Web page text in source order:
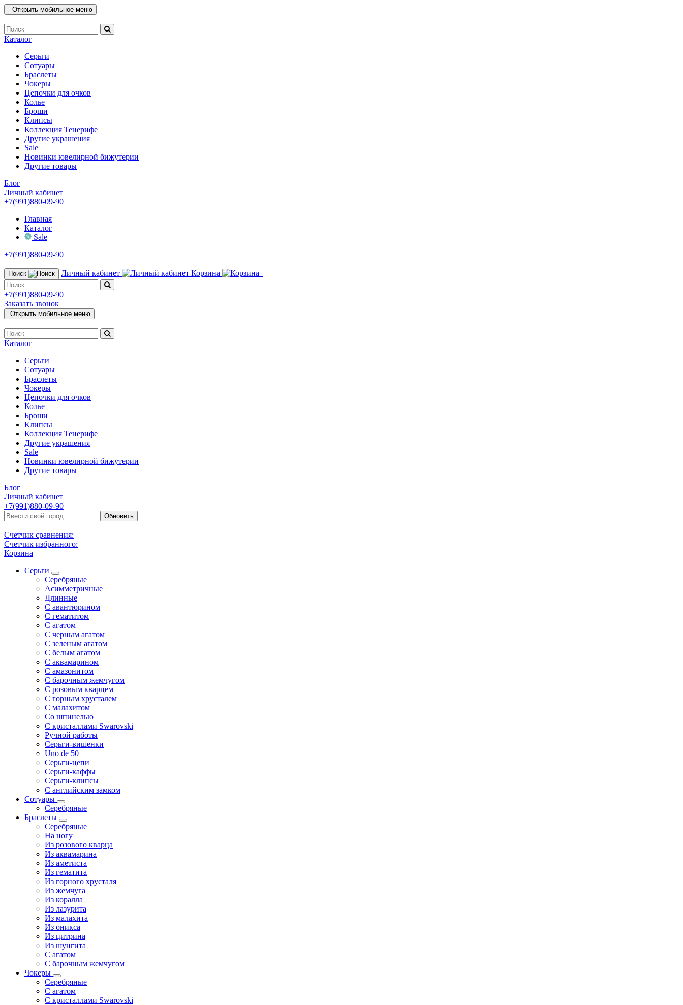
Открыть мобильное меню
Каталог
Серьги
Сотуары
Браслеты
Чокеры
Цепочки для очков
Колье
Броши
Клипсы
Коллекция Тенерифе
Другие украшения
Sale
Новинки ювелирной бижутерии
Другие товары
Блог
Личный кабинет
+7(991)880-09-90
Главная
Каталог
Sale
+7(991)880-09-90
Поиск Личный кабинет Корзина
+7(991)880-09-90
Заказать звонок
Открыть мобильное меню
Каталог
Серьги
Сотуары
Браслеты
Чокеры
Цепочки для очков
Колье
Броши
Клипсы
Коллекция Тенерифе
Другие украшения
Sale
Новинки ювелирной бижутерии
Другие товары
Блог
Личный кабинет
+7(991)880-09-90
Обновить
Счетчик сравнения:
Счетчик избранного:
Корзина
Серьги
Серебряные
Асимметричные
Длинные
С авантюрином
С гематитом
С агатом
С черным агатом
С зеленым агатом
С белым агатом
С аквамарином
С амазонитом
С барочным жемчугом
С розовым кварцем
С горным хрусталем
С малахитом
Со шпинелью
С кристаллами Swarovski
Ручной работы
Серьги-вишенки
Uno de 50
Серьги-цепи
Серьги-каффы
Серьги-клипсы
С английским замком
Сотуары
Серебряные
Браслеты
Серебряные
На ногу
Из розового кварца
Из аквамарина
Из аметиста
Из гематита
Из горного хрусталя
Из жемчуга
Из коралла
Из лазурита
Из малахита
Из оникса
Из цитрина
Из шунгита
С агатом
С барочным жемчугом
Чокеры
Серебряные
С агатом
С кристаллами Swarovski